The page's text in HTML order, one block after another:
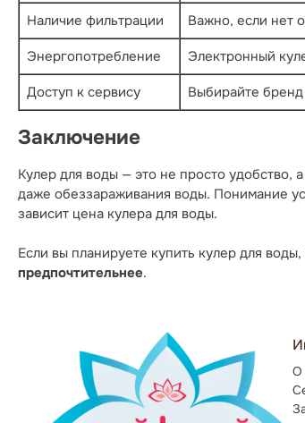
Наличие фильтрации
Важно, если нет
Энергопотребление
Электронный
Доступ к сервису
Выбирайте
Заключение
Кулер для воды — это не просто удобство,
даже обеззараживания воды. Понимание
зависит цена кулера для воды.
Если вы планируете купить кулер для воды
предпочтительнее.
О